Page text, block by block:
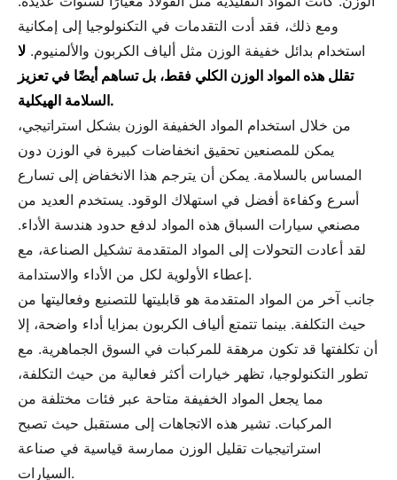
ومع ذلك، فقد أدت التقدمات في التكنولوجيا إلى إمكانية
استخدام بدائل خفيفة الوزن مثل ألياف الكربون والألمنيوم. لا
تقلل هذه المواد الوزن الكلي فقط، بل تساهم أيضًا في تعزيز
السلامة الهيكلية.
من خلال استخدام المواد الخفيفة الوزن بشكل استراتيجي،
يمكن للمصنعين تحقيق انخفاضات كبيرة في الوزن دون
المساس بالسلامة. يمكن أن يترجم هذا الانخفاض إلى تسارع
أسرع وكفاءة أفضل في استهلاك الوقود. يستخدم العديد من
مصنعي سيارات السباق هذه المواد لدفع حدود هندسة الأداء.
لقد أعادت التحولات إلى المواد المتقدمة تشكيل الصناعة، مع
إعطاء الأولوية لكل من الأداء والاستدامة.
جانب آخر من المواد المتقدمة هو قابليتها للتصنيع وفعاليتها من
حيث التكلفة. بينما تتمتع ألياف الكربون بمزايا أداء واضحة، إلا
أن تكلفتها قد تكون مرهقة للمركبات في السوق الجماهرية. مع
تطور التكنولوجيا، تظهر خيارات أكثر فعالية من حيث التكلفة،
مما يجعل المواد الخفيفة متاحة عبر فئات مختلفة من
المركبات. تشير هذه الاتجاهات إلى مستقبل حيث تصبح
استراتيجيات تقليل الوزن ممارسة قياسية في صناعة
السيارات.